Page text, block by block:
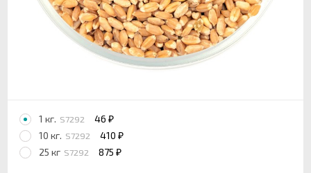
1 кг. S7292 46 ₽
10 кг. S7292 410 ₽
25 кг S7292 875 ₽